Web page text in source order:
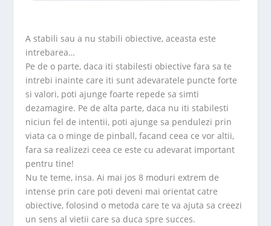
A stabili sau a nu stabili obiective, aceasta este
intrebarea…
Pe de o parte, daca iti stabilesti obiective fara sa te
intrebi inainte care iti sunt adevaratele puncte forte
si valori, poti ajunge foarte repede sa simti
dezamagire. Pe de alta parte, daca nu iti stabilesti
niciun fel de intentii, poti ajunge sa pendulezi prin
viata ca o minge de pinball, facand ceea ce vor altii,
fara sa realizezi ceea ce este cu adevarat important
pentru tine!
Nu te teme, insa. Ai mai jos 8 moduri extrem de
intense prin care poti deveni mai orientat catre
obiective, folosind o metoda care te va ajuta sa creezi
un sens al vietii care sa duca spre succes.